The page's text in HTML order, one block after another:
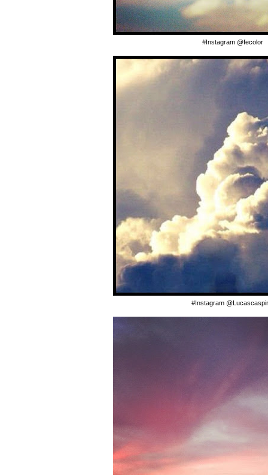
#Instagram @fecolor
#Instagram